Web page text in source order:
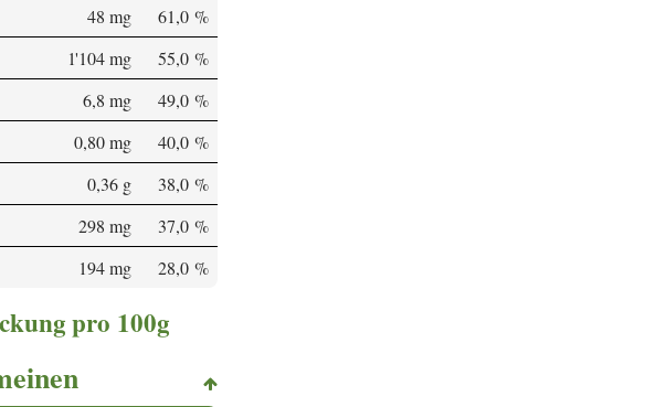
48 mg
61,0 %
1'104 mg
55,0 %
6,8 mg
49,0 %
0,80 mg
40,0 %
0,36 g
38,0 %
298 mg
37,0 %
194 mg 28,0 %
pro 100g